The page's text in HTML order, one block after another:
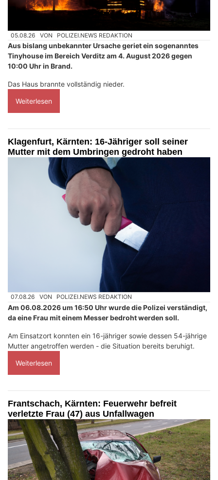
05.08.26 VON POLIZEI.NEWS REDAKTION
Aus bislang unbekannter Ursache geriet ein sogenanntes
Tinyhouse im Bereich Verditz am 4. August 2026 gegen
10:00 Uhr in Brand.
Das Haus brannte vollständig nieder.
Weiterlesen
Klagenfurt, Kärnten: 16-Jähriger soll seiner
Mutter mit dem Umbringen gedroht haben
07.08.26 VON POLIZEI.NEWS REDAKTION
Am 06.08.2026 um 16:50 Uhr wurde die Polizei verständigt,
da eine Frau mit einem Messer bedroht werden soll.
Am Einsatzort konnten ein 16-jähriger sowie dessen 54-jährige
Mutter angetroffen werden - die Situation bereits beruhigt.
Weiterlesen
Frantschach, Kärnten: Feuerwehr befreit
verletzte Frau (47) aus Unfallwagen